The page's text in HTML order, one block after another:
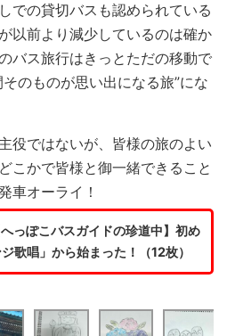
での貸切バスも認められている
以前より減少しているのは確か
バス旅行はきっとただの移動で
のものが思い出になる旅”にな
役ではないが、皆様の旅のよい
こかで皆様と御一緒できること
車オーライ！
へっぽこバスガイドの珍道中】初め
歌唱」から始まった！（12枚）